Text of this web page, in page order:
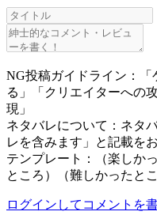
NG投稿ガイドライン：
る」「クリエイターへの
現」
ネタバレについて：ネタ
レを含みます」と記載を
テンプレート：（楽しか
ところ）（難しかったと
ログインしてコメントを書